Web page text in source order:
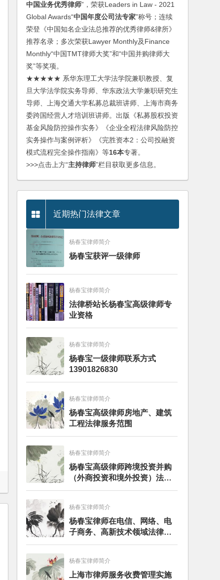
中国业务优秀律师”，荣获Leaders in Law - 2021
Global Awards“中国年度公司法专家”称号；连续
荣登《中国知名企业法总推荐的优秀律师&律所》
推荐名录；多次荣获Lawyer Monthly及Finance
Monthly“中国TMT律师大奖”和“中国并购律师大
奖”等奖项。
★★★★★ 系华东理工大学法学院兼职教授、复
旦大学法学院实务导师、华东政法大学兼职研究生
导师、上海交通大学私募总裁班讲师、上海市商务
委跨国经营人才培训班讲师。出版《私募股权投资
基金风险防控操作实务》《企业全程法律风险防控
实务操作与案例评析》《完胜资本2：公司投融资
模式流程完全操作指南》等16本专著。
>>>点击上方“主持律师”栏目获取更多信息。
近期热门法律文章
杨春宝律师简介
杨春宝获评一级律师
杨春宝律师简介
法律桥站长杨春宝高级律师专
业资格
杨春宝律师简介
杨春宝一级律师联系方式
13901826830
杨春宝律师简介
杨春宝高级律师房地产、建筑
工程法律服务范围
杨春宝律师简介
杨春宝高级律师跨境投资并购
（外商投资和境外投资）法律
服务范围
杨春宝律师简介
杨春宝律师在电信、网络、电
子商务、高新技术领域法律服
务经验
杨春宝律师简介
上海市律师服务收费管理实施